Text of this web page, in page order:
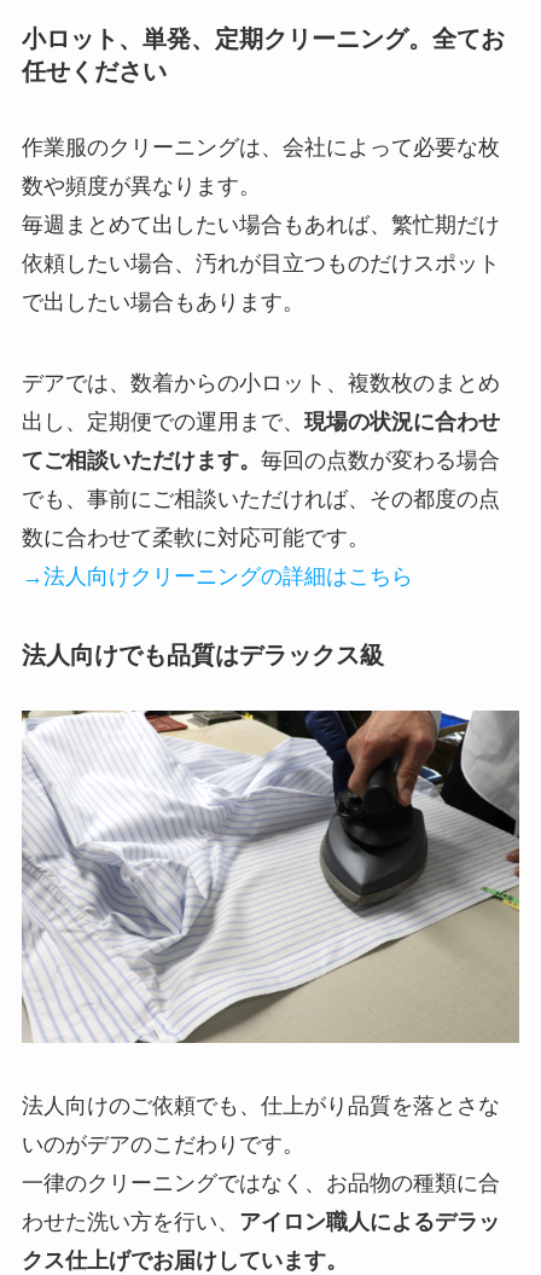
小ロット、単発、定期クリーニング。全てお
任せください
作業服のクリーニングは、会社によって必要な枚
数や頻度が異なります。
毎週まとめて出したい場合もあれば、繁忙期だけ
依頼したい場合、汚れが目立つものだけスポット
で出したい場合もあります。
デアでは、数着からの小ロット、複数枚のまとめ
出し、定期便での運用まで、 現場の状況に合わせ
てご相談いただけます。 毎回の点数が変わる場合
でも、事前にご相談いただければ、その都度の点
数に合わせて柔軟に対応可能です。
→法人向けクリーニングの詳細はこちら
法人向けでも品質はデラックス級
法人向けのご依頼でも、仕上がり品質を落とさな
いのがデアのこだわりです。
一律のクリーニングではなく、お品物の種類に合
わせた洗い方を行い、 アイロン職人によるデラッ
クス仕上げでお届けしています。